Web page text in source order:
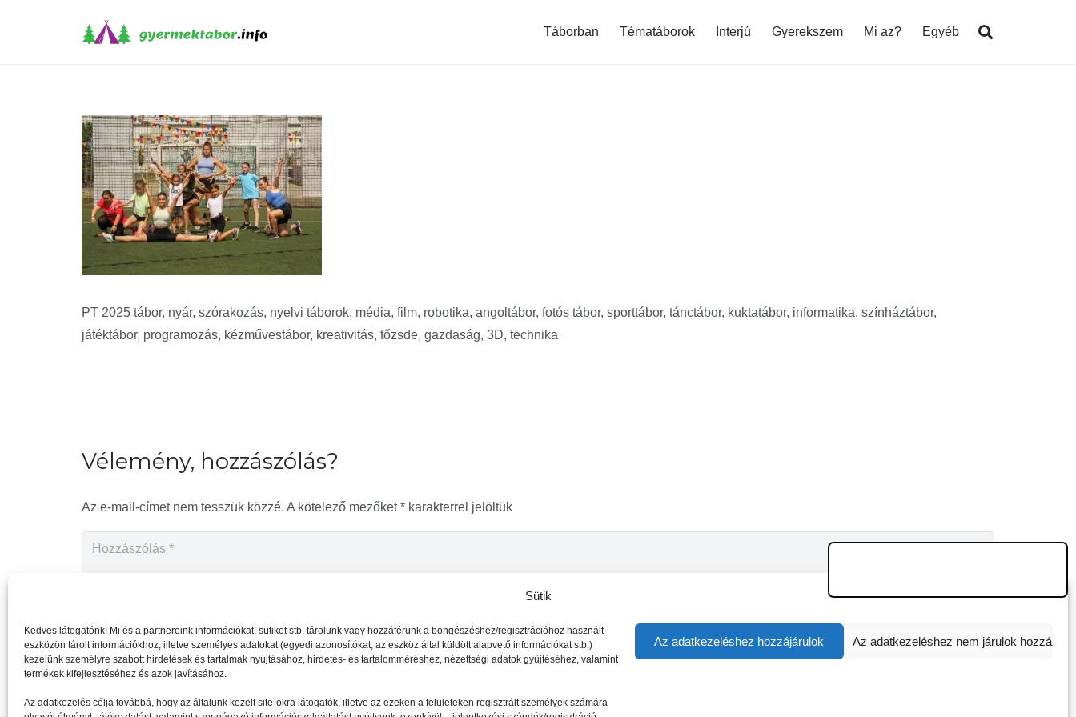
Sütik
Kedves látogatónk! Mi és a partnereink információkat, sütiket stb. tárolunk vagy hozzáférünk a böngészéshez/regisztrációhoz használt
eszközön tárolt információkhoz, illetve személyes adatokat (egyedi azonosítókat, az eszköz által küldött alapvető információkat stb.)
kezelünk személyre szabott hirdetések és tartalmak nyújtásához, hirdetés- és tartalomméréshez, nézettségi adatok gyűjtéséhez, valamint
termékek kifejlesztéséhez és azok javításához.
Az adatkezelés célja továbbá, hogy az általunk kezelt site-okra látogatók, illetve az ezeken a felületeken regisztrált személyek számára
Az adatkezeléshez hozzájárulok Az adatkezeléshez nem járulok hozzá
Táborban Tématáborok Interjú Gyerekszem Mi az? Egyéb
PT 2025 tábor, nyár, szórakozás, nyelvi táborok, média, film, robotika, angoltábor, fotós tábor, sporttábor, tánctábor, kuktatábor, informatika, színháztábor,
játéktábor, programozás, kézművestábor, kreativitás, tőzsde, gazdaság, 3D, technika
Vélemény, hozzászólás?
Az e-mail-címet nem tesszük közzé. A kötelező mezőket* karakterrel jelöltük